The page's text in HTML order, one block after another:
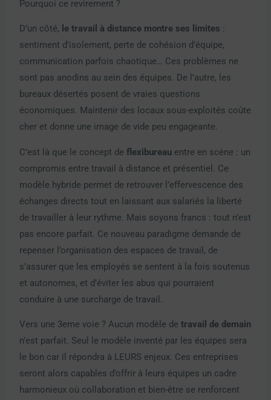
Pourquoi ce revirement ?
D’un côté, le travail à distance montre ses limites :
sentiment d’isolement, perte de cohésion d’équipe,
communication parfois chaotique… Ces problèmes ne
sont pas anodins au sein des équipes. De l’autre, les
bureaux désertés posent de vraies questions
économiques. Maintenir des locaux sous-exploités coûte
cher et donne une image de vide peu engageante.
C’est là que le concept deflexibureau entre en scène : un
compromis entre travail à distance et présentiel. Ce
modèle hybride permet de retrouver l’effervescence des
échanges directs tout en laissant aux salariés la liberté
de travailler à leur rythme. Mais soyons francs : tout n’est
pas encore parfait. Ce nouveau paradigme demande de
repenser l’organisation des espaces de travail, de
s’assurer que les employés se sentent à la fois soutenus
et autonomes, et d’éviter les abus qui pourraient
conduire à une surcharge de travail.
Vers une 3eme voie ? Aucun modèle detravail de demain
n’est parfait. Seul le modèle inventé par les équipes sera
le bon car il répondra à LEURS enjeux. Ces entreprises
seront alors capables d’offrir à leurs équipes un cadre
harmonieux où collaboration et bien-être se renforcent